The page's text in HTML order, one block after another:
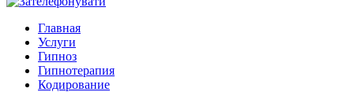
Главная
Услуги
Гипноз
Гипнотерапия
Кодирование